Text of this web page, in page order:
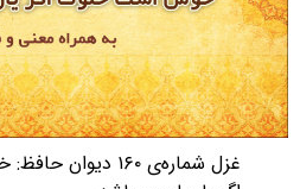
غزل شماره‌ی ۱۶۰